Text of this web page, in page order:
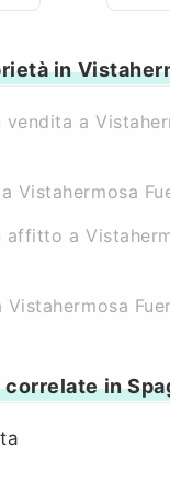
in
a
Vistahermosa
a
in